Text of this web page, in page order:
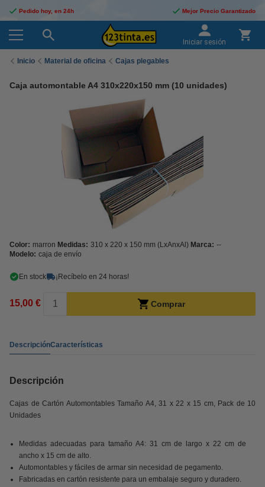
Pedido hoy, en 24h Mejor Precio Garantizado
Iniciar sesión
Inicio Material de oficina Cajas plegables
Caja automontable A4 310x220x150 mm (10 unidades)
Color: marron Medidas: 310 x 220 x 150 mm (LxAnxAl) Marca: --
Modelo: caja de envío
En stock ¡Recíbelo en 24 horas!
15,00 € Comprar
DescripciónCaracterísticas
Descripción
Cajas de Cartón Automontables Tamaño A4, 31 x 22 x 15 cm, Pack de 10
Unidades
Medidas adecuadas para tamaño A4: 31 cm de largo x 22 cm de
ancho x 15 cm de alto.
Automontables y fáciles de armar sin necesidad de pegamento.
Fabricadas en cartón resistente para un embalaje seguro y duradero.